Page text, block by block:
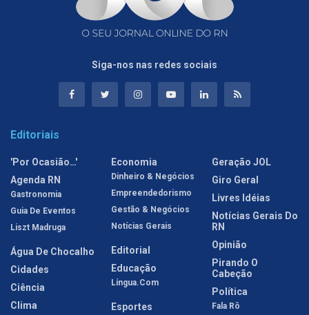
Siga-nos nas redes sociais
Editoriais
'Por Ocasião…'
Agenda RN
Gastronomia
Guia De Eventos
Liszt Madruga
Água De Chocalho
Cidades
Ciência
Clima
Economia
Dinheiro & Negócios
Empreendedorismo
Gestão & Negócios
Notícias Gerais
Editorial
Educação
Língua.com
Esportes
Geração JOL
Giro Geral
Livres Idéias
Notícias Gerais Do
RN
Opinião
Pirando O
Cabeção
Política
Fala Rô